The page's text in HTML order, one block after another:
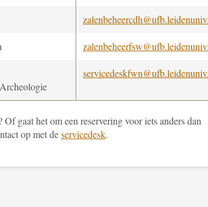
gaat het om een reservering voor iets anders dan
op met deservicedesk.